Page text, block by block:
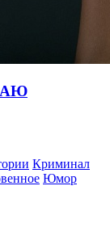
Криминал
Юмор